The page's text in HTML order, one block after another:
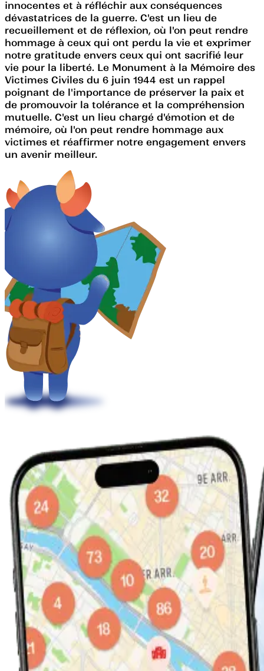
innocentes et à réfléchir aux conséquences
dévastatrices de la guerre. C'est un lieu de
recueillement et de réflexion, où l'on peut rendre
hommage à ceux qui ont perdu la vie et exprimer
notre gratitude envers ceux qui ont sacrifié leur
vie pour la liberté. Le Monument à la Mémoire des
Victimes Civiles du 6 juin 1944 est un rappel
poignant de l'importance de préserver la paix et
de promouvoir la tolérance et la compréhension
mutuelle. C'est un lieu chargé d'émotion et de
mémoire, où l'on peut rendre hommage aux
victimes et réaffirmer notre engagement envers
un avenir meilleur.